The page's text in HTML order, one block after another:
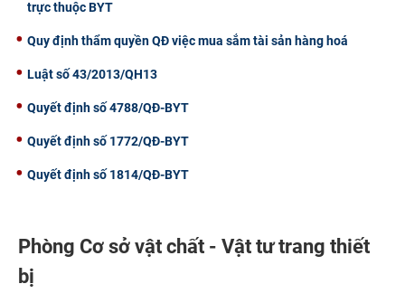
trực thuộc BYT
Quy định thẩm quyền QĐ việc mua sắm tài sản hàng hoá
Luật số 43/2013/QH13
Quyết định số 4788/QĐ-BYT
Quyết định số 1772/QĐ-BYT
Quyết định số 1814/QĐ-BYT
Phòng Cơ sở vật chất - Vật tư trang thiết
bị